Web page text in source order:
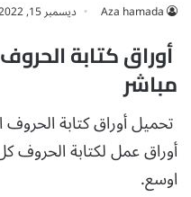
Aza hamada ديسمبر 15, 2022
مباشر
أوراق عمل لكتابة
اوسع.